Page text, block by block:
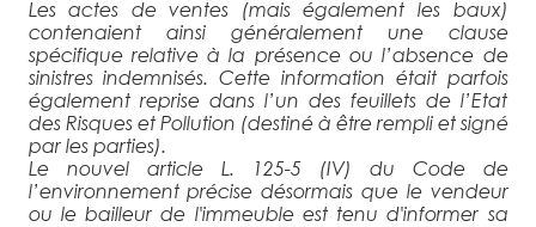
Les actes de ventes (mais également les baux)
contenaient ainsi généralement une clause
spécifique relative à la présence ou l’absence de
sinistres indemnisés. Cette information était parfois
également reprise dans l’un des feuillets de l’Etat
des Risques et Pollution (destiné à être rempli et signé
par les parties).
Le nouvel article L. 125-5 (IV) du Code de
l’environnement précise désormais que le vendeur
ou le bailleur de l'immeuble est tenu d'informer sa